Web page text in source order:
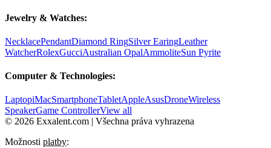
Jewelry & Watches:
NecklacePendantDiamond RingSilver EaringLeather
WatcherRolexGucciAustralian OpalAmmoliteSun Pyrite
Computer & Technologies:
LaptopiMacSmartphoneTabletAppleAsusDroneWireless
SpeakerGame ControllerView all
© 2026 Exxalent.com | Všechna práva vyhrazena
Možnosti platby: